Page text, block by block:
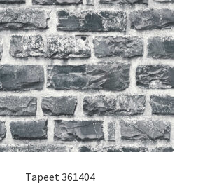
Tapeet 361404